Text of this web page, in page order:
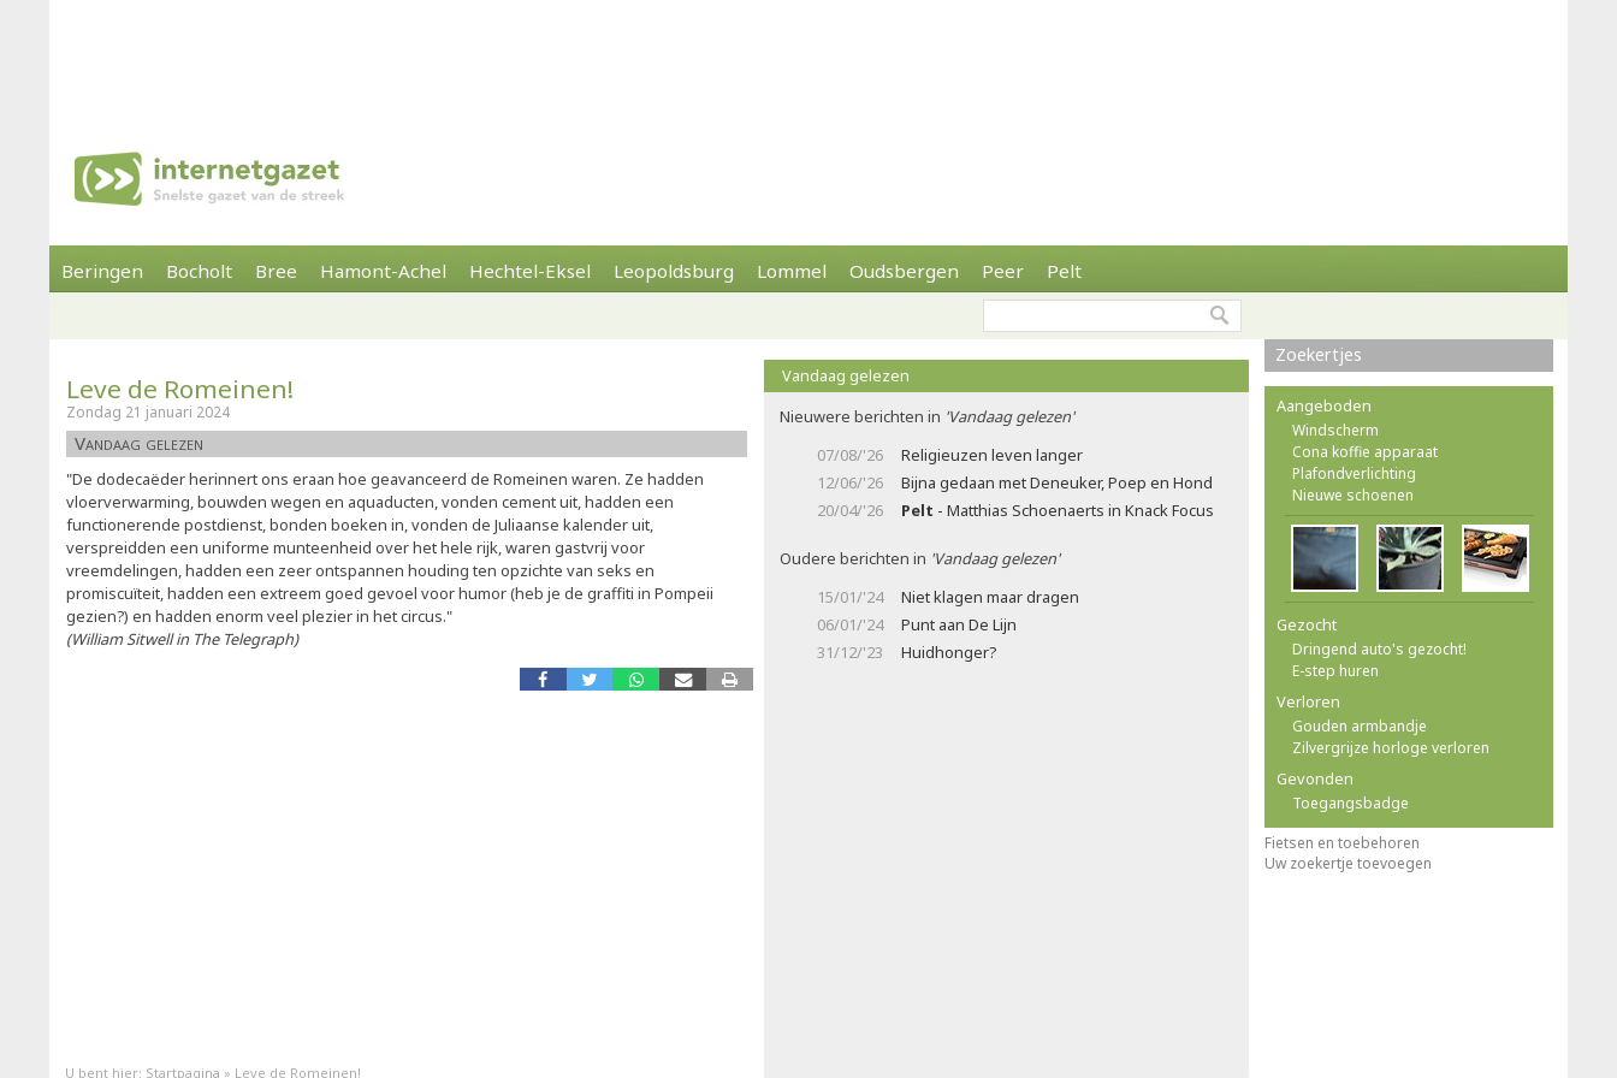
Beringen Bocholt Bree Hamont-Achel Hechtel-Eksel Leopoldsburg Lommel Oudsbergen Peer Pelt
Leve de Romeinen!
Zondag 21 januari 2024
Vandaag gelezen
"De dodecaëder herinnert ons eraan hoe geavanceerd de Romeinen waren. Ze hadden
vloerverwarming, bouwden wegen en aquaducten, vonden cement uit, hadden een
functionerende postdienst, bonden boeken in, vonden de Juliaanse kalender uit,
verspreidden een uniforme munteenheid over het hele rijk, waren gastvrij voor
vreemdelingen, hadden een zeer ontspannen houding ten opzichte van seks en
promiscuïteit, hadden een extreem goed gevoel voor humor (heb je de graffiti in Pompeii
gezien?) en hadden enorm veel plezier in het circus."
(William Sitwell in The Telegraph)
Vandaag gelezen
Nieuwere berichten in 'Vandaag gelezen'
07/08/'26
Religieuzen leven langer
12/06/'26
Bijna gedaan met Deneuker, Poep en Hond
20/04/'26
Pelt - Matthias Schoenaerts in Knack Focus
Oudere berichten in 'Vandaag gelezen'
15/01/'24
Niet klagen maar dragen
06/01/'24
Punt aan De Lijn
31/12/'23
Huidhonger?
Zoekertjes
Aangeboden
Windscherm
Cona koffie apparaat
Plafondverlichting
Nieuwe schoenen
Gezocht
Dringend auto's gezocht!
E-step huren
Verloren
Gouden armbandje
Zilvergrijze horloge verloren
Gevonden
Toegangsbadge
Fietsen en toebehoren
Uw zoekertje toevoegen
U bent hier: Startpagina » Leve de Romeinen!